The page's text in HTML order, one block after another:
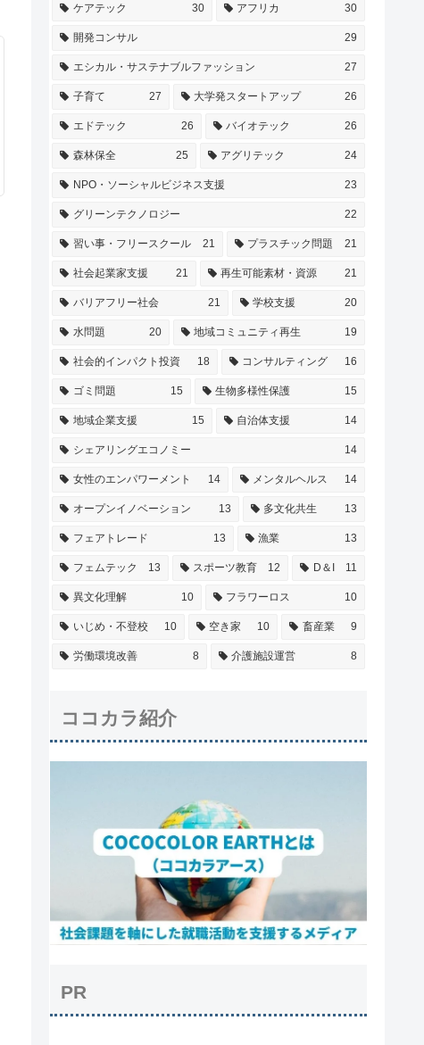
ケアテック 30 アフリカ 30
開発コンサル 29
エシカル・サステナブルファッション 27
子育て 27 大学発スタートアップ 26
エドテック 26 バイオテック 26
森林保全 25 アグリテック 24
NPO・ソーシャルビジネス支援 23
グリーンテクノロジー 22
習い事・フリースクール 21 プラスチック問題 21
社会起業家支援 21 再生可能素材・資源 21
バリアフリー社会 21 学校支援 20
水問題 20 地域コミュニティ再生 19
社会的インパクト投資 18 コンサルティング 16
ゴミ問題 15 生物多様性保護 15
地域企業支援 15 自治体支援 14
シェアリングエコノミー 14
女性のエンパワーメント 14 メンタルヘルス 14
オープンイノベーション 13 多文化共生 13
フェアトレード 13 漁業 13
フェムテック 13 スポーツ教育 12 D＆I 11
異文化理解 10 フラワーロス 10
いじめ・不登校 10 空き家 10 畜産業 9
労働環境改善 8 介護施設運営 8
ココカラ紹介
PR